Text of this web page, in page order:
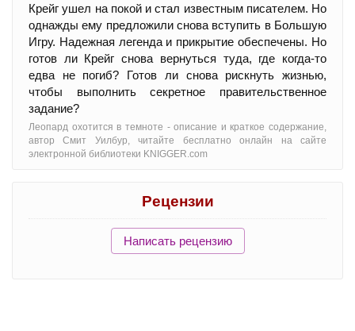
Крейг ушел на покой и стал известным писателем. Но
однажды ему предложили снова вступить в Большую
Игру. Надежная легенда и прикрытие обеспечены. Но
готов ли Крейг снова вернуться туда, где когда-то
едва не погиб? Готов ли снова рискнуть жизнью,
чтобы выполнить секретное правительственное
задание?
Леопард охотится в темноте - oписание и краткое содержание,
автор Смит Уилбур, читайте бесплатно онлайн на сайте
электронной библиотеки KNIGGER.com
Рецензии
Написать рецензию